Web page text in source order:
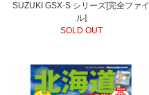
SUZUKI GSX-S シリーズ[完全ファイ
ル]
SOLD OUT